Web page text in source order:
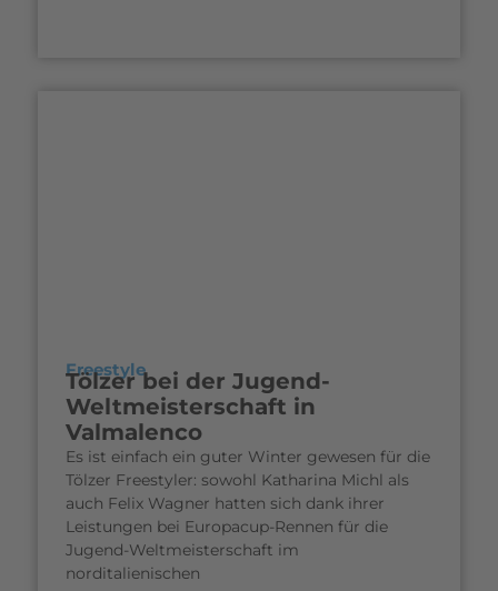
Freestyle
Tölzer bei der Jugend-
Weltmeisterschaft in
Valmalenco
Es ist einfach ein guter Winter gewesen für die
Tölzer Freestyler: sowohl Katharina Michl als
auch Felix Wagner hatten sich dank ihrer
Leistungen bei Europacup-Rennen für die
Jugend-Weltmeisterschaft im
norditalienischen